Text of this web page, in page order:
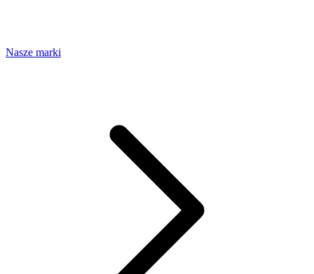
Nasze marki